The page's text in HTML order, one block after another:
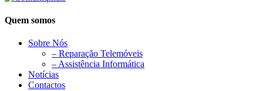
Quem somos
Sobre Nós
– Reparação Telemóveis
– Assistência Informática
Notícias
Contactos